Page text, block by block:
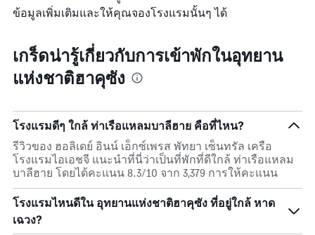
ข้อมูลเพิ่มเติมและให้คุณจองโรงแรมนั้นๆ ได้
เกร็ดน่ารู้เกี่ยวกับการเข้าพักในอุทยาน
แห่งชาติฮาคุซัง
โรงแรมดีๆ ใกล้ ท่าเรือแหลมบาลีฮาย คือที่ไหน?
รีวิวของ ฮอลิเดย์ อินน์ เอ็กซ์เพรส พัทยา เซ็นทรัล เครือ
โรงแรมไอเอชจี แนะนำที่นี่ว่าเป็นที่พักที่ดีใกล้ ท่าเรือแหลม
บาลีฮาย โดยได้คะแนน 8.3/10 จาก 3,379 การให้คะแนน
โรงแรมไหนดีใน อุทยานแห่งชาติฮาคุซัง ที่อยู่ใกล้ หาด
เฉวง?